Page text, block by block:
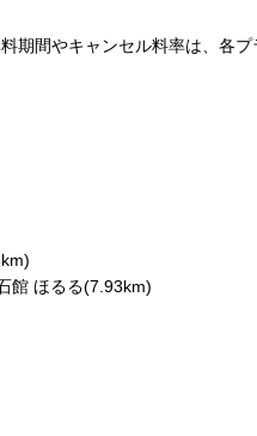
間やキャンセル料率は、各
館 ほるる(7.93km)